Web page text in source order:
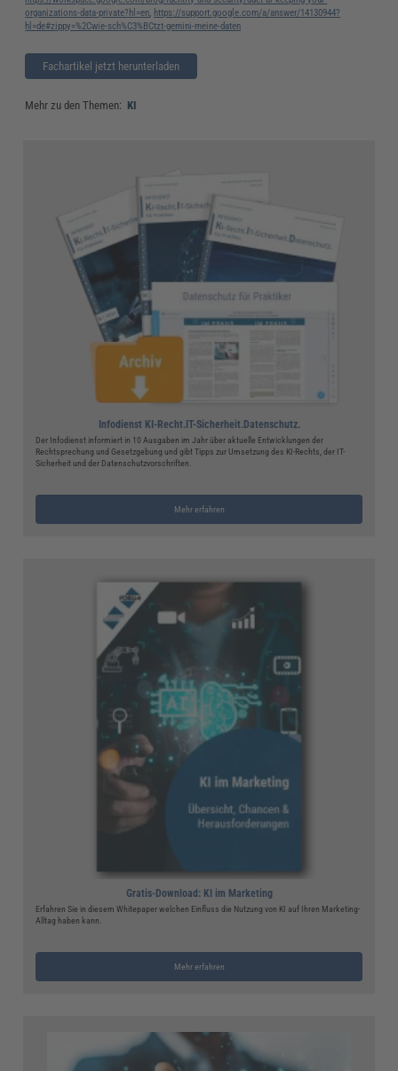
organizations-data-private?hl=en, https://support.google.com/a/answer/14130944?
hl=de#zippy=%2Cwie-sch%C3%BCtzt-gemini-meine-daten
Fachartikel jetzt herunterladen
Mehr zu den Themen: KI
Infodienst KI-Recht.IT-Sicherheit.Datenschutz.
Der Infodienst informiert in 10 Ausgaben im Jahr über aktuelle Entwicklungen der
Rechtsprechung und Gesetzgebung und gibt Tipps zur Umsetzung des KI-Rechts, der IT-
Sicherheit und der Datenschutzvorschriften.
Mehr erfahren
Gratis-Download: KI im Marketing
Erfahren Sie in diesem Whitepaper welchen Einfluss die Nutzung von KI auf Ihren Marketing-
Alltag haben kann.
Mehr erfahren